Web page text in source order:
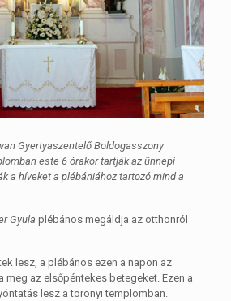
Gyertyaszentelő Boldogasszony
este 6 órakor tartják az ünnepi
a híveket a plébániához tartozó mind a
Gyula plébános megáldja az otthonról
lesz, a plébános ezen a napon az
meg az elsőpéntekes betegeket. Ezen a
lesz a toronyi templomban.